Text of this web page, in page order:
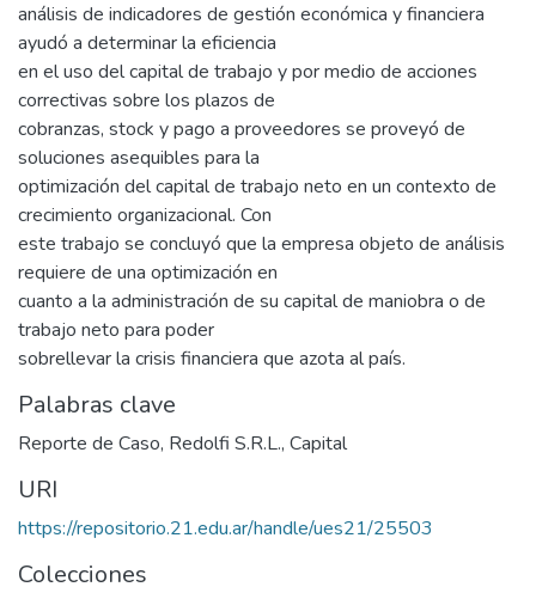
análisis de indicadores de gestión económica y financiera
ayudó a determinar la eficiencia
en el uso del capital de trabajo y por medio de acciones
correctivas sobre los plazos de
cobranzas, stock y pago a proveedores se proveyó de
soluciones asequibles para la
optimización del capital de trabajo neto en un contexto de
crecimiento organizacional. Con
este trabajo se concluyó que la empresa objeto de análisis
requiere de una optimización en
cuanto a la administración de su capital de maniobra o de
trabajo neto para poder
sobrellevar la crisis financiera que azota al país.
Palabras clave
Reporte de Caso, Redolfi S.R.L., Capital
URI
https://repositorio.21.edu.ar/handle/ues21/25503
Colecciones